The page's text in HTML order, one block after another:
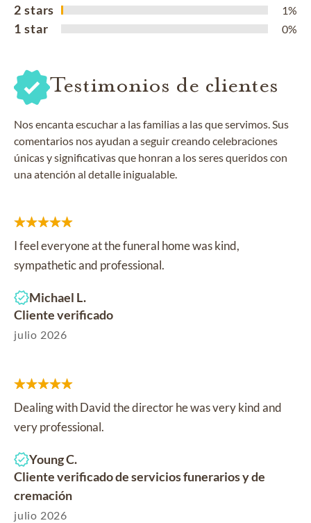
2 stars 1%
1 star 0%
Testimonios de clientes
Nos encanta escuchar a las familias a las que servimos. Sus
comentarios nos ayudan a seguir creando celebraciones
únicas y significativas que honran a los seres queridos con
una atención al detalle inigualable.
I feel everyone at the funeral home was kind,
sympathetic and professional.
Michael L.
Cliente verificado
julio 2026
Dealing with David the director he was very kind and
very professional.
Young C.
Cliente verificado de servicios funerarios y de
cremación
julio 2026